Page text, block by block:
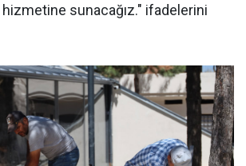
sunacağız." ifadelerini